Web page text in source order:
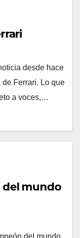
desde hace
Ferrari. Lo que
a voces,…
del mundo
del mundo